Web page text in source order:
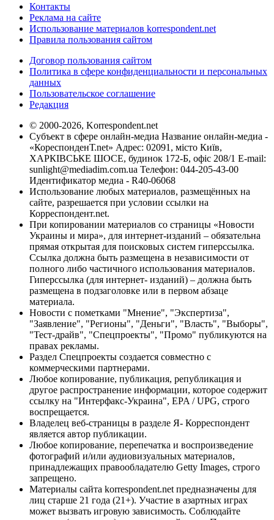
Контакты
Реклама на сайте
Использование материалов korrespondent.net
Правила пользования сайтом
Договор пользования сайтом
Политика в сфере конфиденциальности и персональных
данных
Пользовательское соглашение
Редакция
© 2000-2026, Korrespondent.net
Субъект в сфере онлайн-медиа Название онлайн-медиа -
«КореспонденТ.net» Адрес: 02091, місто Київ,
ХАРКІВСЬКЕ ШОСЕ, будинок 172-Б, офіс 208/1 E-mail:
sunlight@mediadim.com.ua Телефон: 044-205-43-00
Идентификатор медиа - R40-06068
Использование любых материалов, размещённых на
сайте, разрешается при условии ссылки на
Корреспондент.net.
При копировании материалов со страницы «Новости
Украины и мира», для интернет-изданий – обязательна
прямая открытая для поисковых систем гиперссылка.
Ссылка должна быть размещена в независимости от
полного либо частичного использования материалов.
Гиперссылка (для интернет- изданий) – должна быть
размещена в подзаголовке или в первом абзаце
материала.
Новости с пометками "Мнение", "Экспертиза",
"Заявление", "Регионы", "Деньги", "Власть", "Выборы",
"Тест-драйв", "Спецпроекты", "Промо" публикуются на
правах рекламы.
Раздел Спецпроекты создается совместно с
коммерческими партнерами.
Любое копирование, публикация, републикация и
другое распространение информации, которое содержит
ссылку на "Интерфакс-Украина", EPA / UPG, строго
воспрещается.
Владелец веб-страницы в разделе Я- Корреспондент
является автор публикации.
Любое копирование, перепечатка и воспроизведение
фотографий и/или аудиовизуальных материалов,
принадлежащих правообладателю Getty Images, строго
запрещено.
Материалы сайта korrespondent.net предназначены для
лиц старше 21 года (21+). Участие в азартных играх
может вызвать игровую зависимость. Соблюдайте